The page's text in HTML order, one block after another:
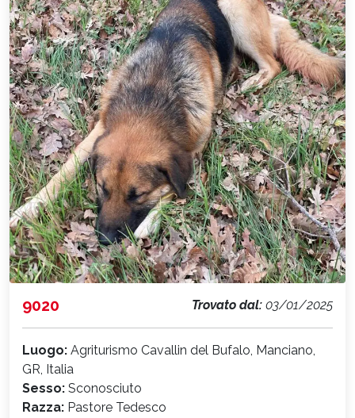
9020 Trovato dal: 03/01/2025
Luogo: Agriturismo Cavallin del Bufalo, Manciano,
GR, Italia
Sesso: Sconosciuto
Razza: Pastore Tedesco